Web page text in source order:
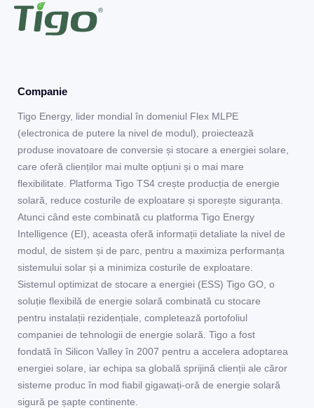
Companie
Tigo Energy, lider mondial în domeniul Flex MLPE
(electronica de putere la nivel de modul), proiectează
produse inovatoare de conversie și stocare a energiei solare,
care oferă clienților mai multe opțiuni și o mai mare
flexibilitate. Platforma Tigo TS4 crește producția de energie
solară, reduce costurile de exploatare și sporește siguranța.
Atunci când este combinată cu platforma Tigo Energy
Intelligence (EI), aceasta oferă informații detaliate la nivel de
modul, de sistem și de parc, pentru a maximiza performanța
sistemului solar și a minimiza costurile de exploatare.
Sistemul optimizat de stocare a energiei (ESS) Tigo GO, o
soluție flexibilă de energie solară combinată cu stocare
pentru instalații rezidențiale, completează portofoliul
companiei de tehnologii de energie solară. Tigo a fost
fondată în Silicon Valley în 2007 pentru a accelera adoptarea
energiei solare, iar echipa sa globală sprijină clienții ale căror
sisteme produc în mod fiabil gigawați-oră de energie solară
sigură pe șapte continente.